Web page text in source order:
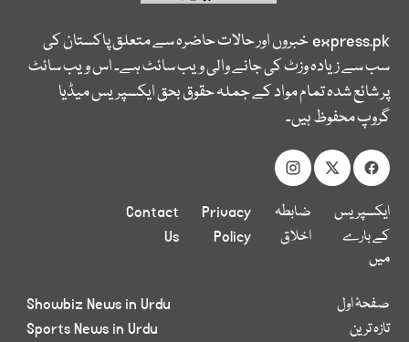
express.pkخبروں اور حالات حاضرہ سے متعلق پاکستان کی
سب سے زیادہ وزٹ کی جانے والی ویب سائٹ ہے۔ اس ویب سائٹ
پر شائع شدہ تمام مواد کے جملہ حقوق بحق ایکسپریس میڈیا
گروپ محفوظ ہیں۔
ایکسپریس
کے بارے
میں
ضابطہ
اخلاق
Privacy
Policy
Contact
Us
صفحۂ اول
تازہ ترین
Showbiz News in Urdu
Sports News in Urdu